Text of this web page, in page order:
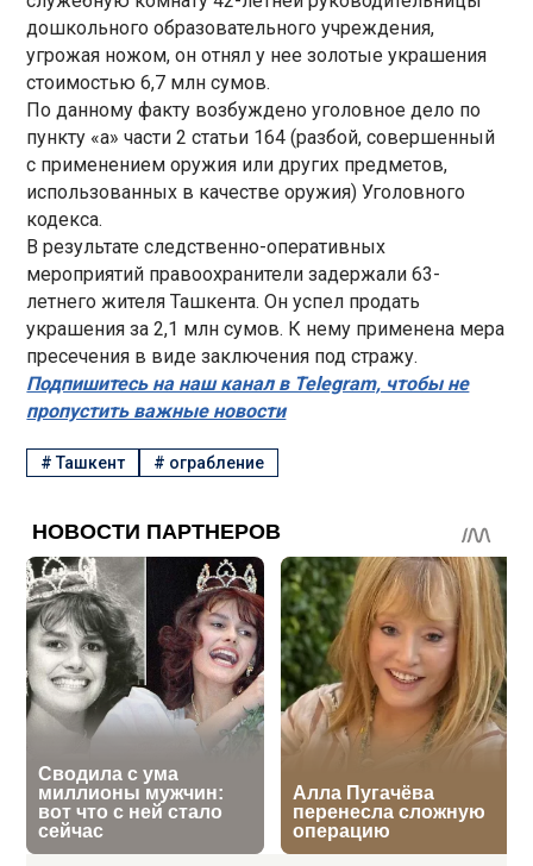
дошкольного образовательного учреждения,
угрожая ножом, он отнял у нее золотые украшения
стоимостью 6,7 млн сумов.
По данному факту возбуждено уголовное дело по
пункту «а» части 2 статьи 164 (разбой, совершенный
с применением оружия или других предметов,
использованных в качестве оружия) Уголовного
кодекса.
В результате следственно-оперативных
мероприятий правоохранители задержали 63-
летнего жителя Ташкента. Он успел продать
украшения за 2,1 млн сумов. К нему применена мера
пресечения в виде заключения под стражу.
Подпишитесь на наш канал в Telegram, чтобы не
пропустить важные новости
#Ташкент # ограбление